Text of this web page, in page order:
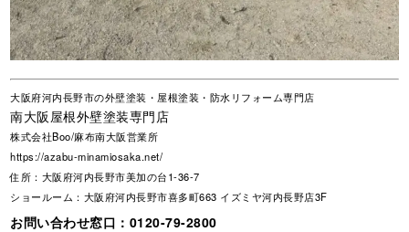
大阪府河内長野市の外壁塗装・屋根塗装・防水リフォーム専門店
南大阪屋根外壁塗装専門店
株式会社Boo/麻布南大阪営業所
https://azabu-minamiosaka.net/
住所：大阪府河内長野市美加の台1-36-7
ショールーム：大阪府河内長野市喜多町663 イズミヤ河内長野店3F
お問い合わせ窓口： 0120-79-2800